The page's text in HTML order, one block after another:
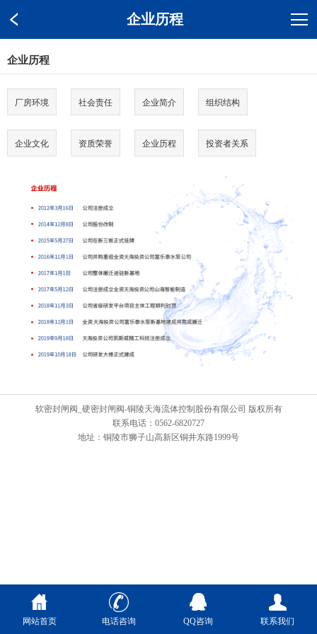
企业历程
企业历程
厂房环境 社会责任 企业简介 组织结构
企业文化 资质荣誉 企业历程 投资者关系
软密封闸阀_硬密封闸阀-铜陵天海流体控制股份有限公司 版权所有
联系电话：0562-6820727
地址：铜陵市狮子山高新区铜井东路1999号
网站首页 电话咨询 QQ咨询 联系我们